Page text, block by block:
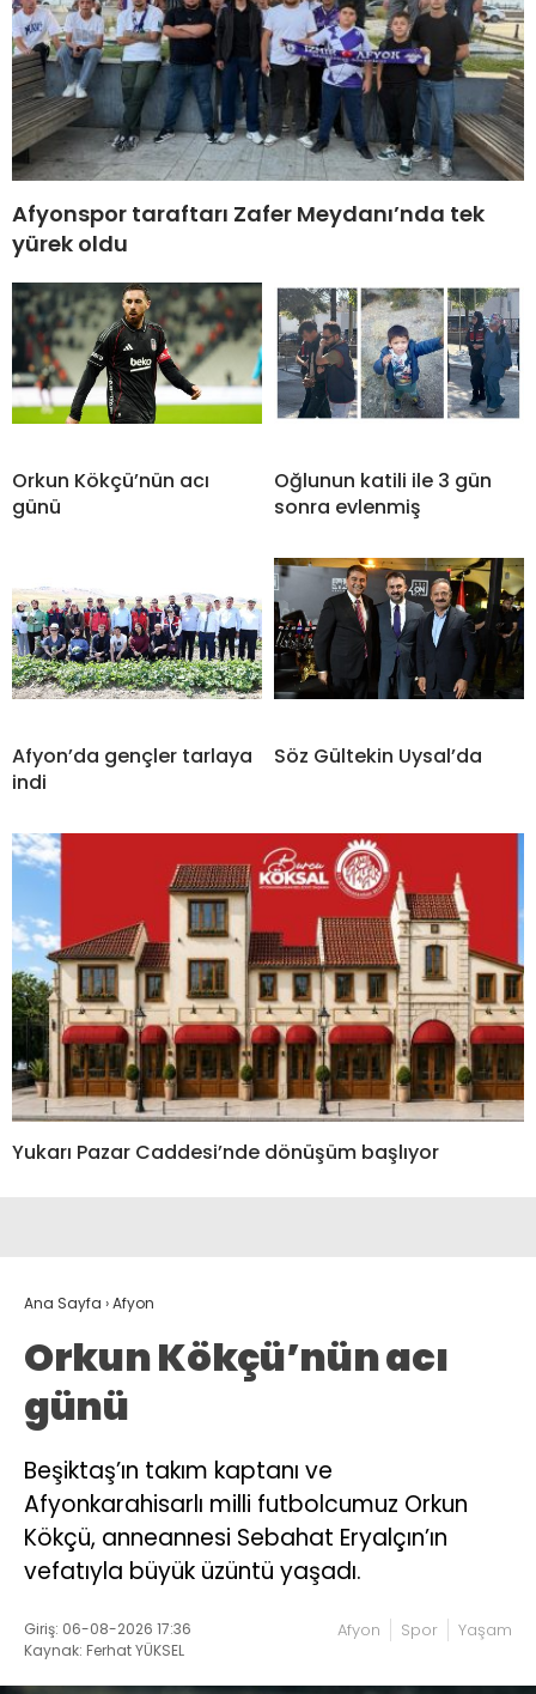
Afyonspor taraftarı Zafer Meydanı’nda tek
yürek oldu
Orkun Kökçü’nün acı
günü
Oğlunun katili ile 3 gün
sonra evlenmiş
Afyon’da gençler tarlaya
indi
Söz Gültekin Uysal’da
Yukarı Pazar Caddesi’nde dönüşüm başlıyor
Ana Sayfa ›Afyon
Orkun Kökçü’nün acı
günü
Beşiktaş’ın takım kaptanı ve
Afyonkarahisarlı milli futbolcumuz Orkun
Kökçü, anneannesi Sebahat Eryalçın’ın
vefatıyla büyük üzüntü yaşadı.
Giriş: 06-08-2026 17:36
Kaynak: Ferhat YÜKSEL
Afyon Spor Yaşam